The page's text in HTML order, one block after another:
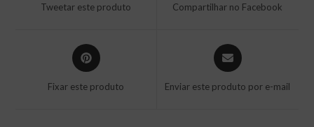
Tweetar este produto Compartilhar no Facebook
Abre
em
nova
Fixar este produto
Abre
em
nova
Enviar este produto por e-mail